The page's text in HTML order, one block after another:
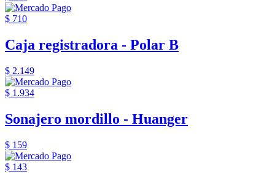
$ 710
Caja registradora - Polar B
$ 2.149
$ 1.934
Sonajero mordillo - Huanger
$ 159
$ 143